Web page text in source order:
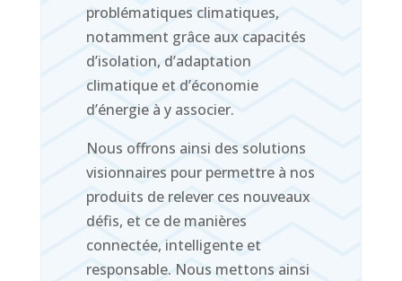
problématiques climatiques,
notamment grâce aux capacités
d’isolation, d’adaptation
climatique et d’économie
d’énergie à y associer.
Nous offrons ainsi des solutions
visionnaires pour permettre à nos
produits de relever ces nouveaux
défis, et ce de manières
connectée, intelligente et
responsable. Nous mettons ainsi